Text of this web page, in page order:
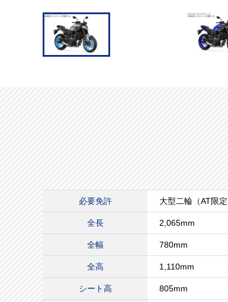
必要免許 大型二輪（AT限定
全長 2,065mm
全幅 780mm
全高 1,110mm
シート高 805mm